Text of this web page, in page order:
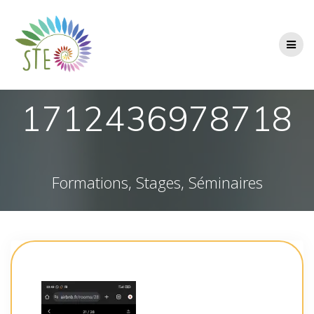
1712436978718
Formations, Stages, Séminaires